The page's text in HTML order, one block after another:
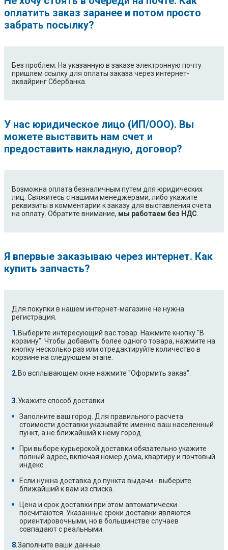
оплатить заказ заранее и потом просто
забрать посылку?
Без проблем. На указанную в заказе электронную почту
пришлем ссылку для оплаты заказа через интернет-
эквайринг Сбербанка.
У нас юридическое лицо (ИП/ООО). Вы
можете выставить нам счет и
предоставить накладную, договор?
Возможна оплата безналичным путем для юридических
лиц. Свяжитесь с нашими менеджерами, либо укажите
реквизиты в комментарии к заказу для выставления счета
на оплату. Обратите внимание, мы работаем без НДС
Я впервые заказываю через интернет. Как
купить запчасть?
Для покупки в нашем интернет-магазине не нужна
регистрация.
Выберите интересующий вас товар. Нажмите кнопку "В
корзину". Чтобы добавить более одного товара, нажмите на
кнопку несколько раз или отредактируйте количество в
корзине на следуюшем этапе.
Во всплывающем окне нажмите "Оформить заказ".
Укажите способ доставки.
Заполните ваш город. Для правильного расчета
стоимости доставки указывайте именно ваш населенный
пункт, а не ближайший к нему город.
При выборе курьерской доставки обязательно укажите
полный адрес, включая номер дома, квартиру и почтовый
индекс.
Если нужна доставка до пункта выдачи - выберите
ближайший к вам из списка.
Цена и срок доставки при этом автоматически
посчитаются. Указанные сроки доставки являются
ориентировочными, но в большинстве случаев
совпадают с реальными.
Заполните ваши данные.